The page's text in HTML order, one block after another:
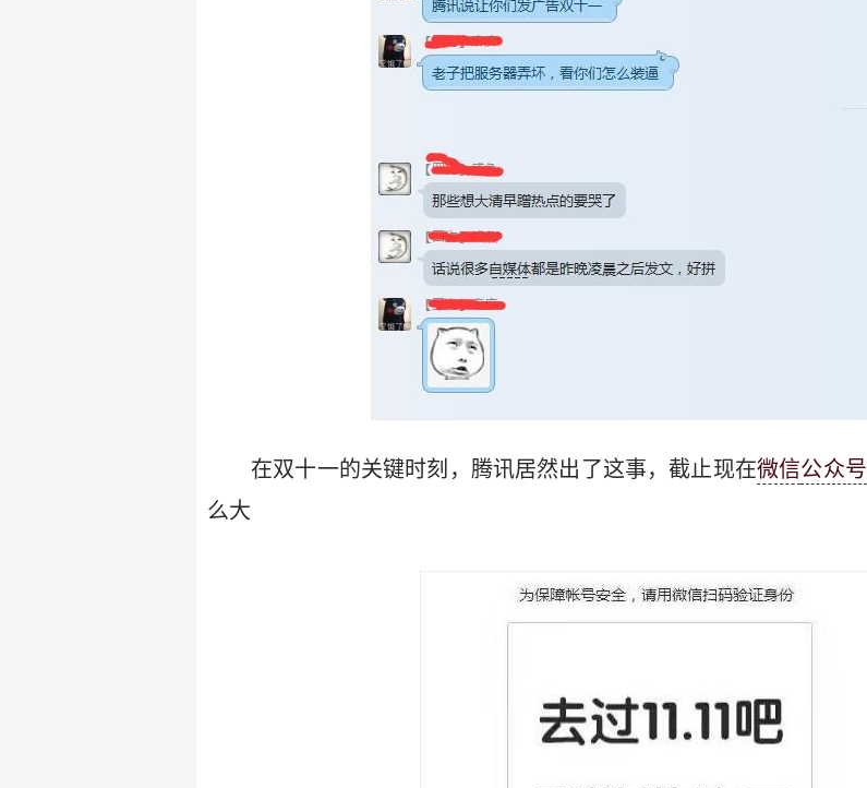
在双十一的关键时刻，腾讯居然出了这事，截止现在微信公众号
么大